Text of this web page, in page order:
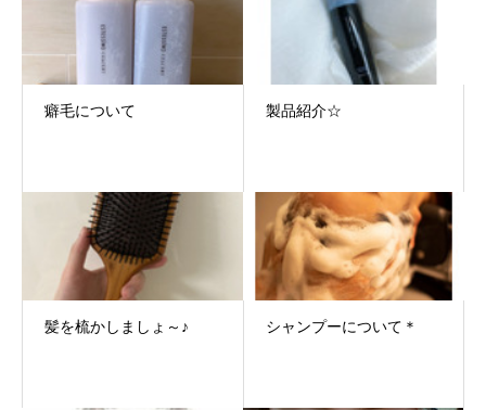
癖毛について 製品紹介☆
髪を梳かしましょ～♪ シャンプーについて＊